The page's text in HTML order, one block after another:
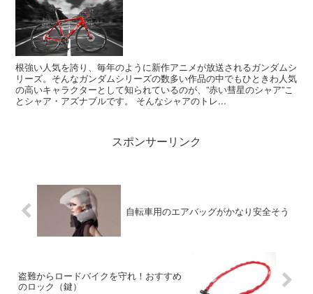
根強い人気を誇り、毎年のように新作アニメが放送されるガンダムシ
リーズ。そんなガンダムシリーズの数多い作品の中でもひときわ人気
の高いキャラクターとして知られているのが、”赤い彗星のシャア”こ
とシャア・アズナブルです。 そんなシャアのトレ...
スポンサーリンク
自転車用のエアバッグがかなり安全そう
盗難からロードバイクを守れ！おすすめ
のロック（鍵）